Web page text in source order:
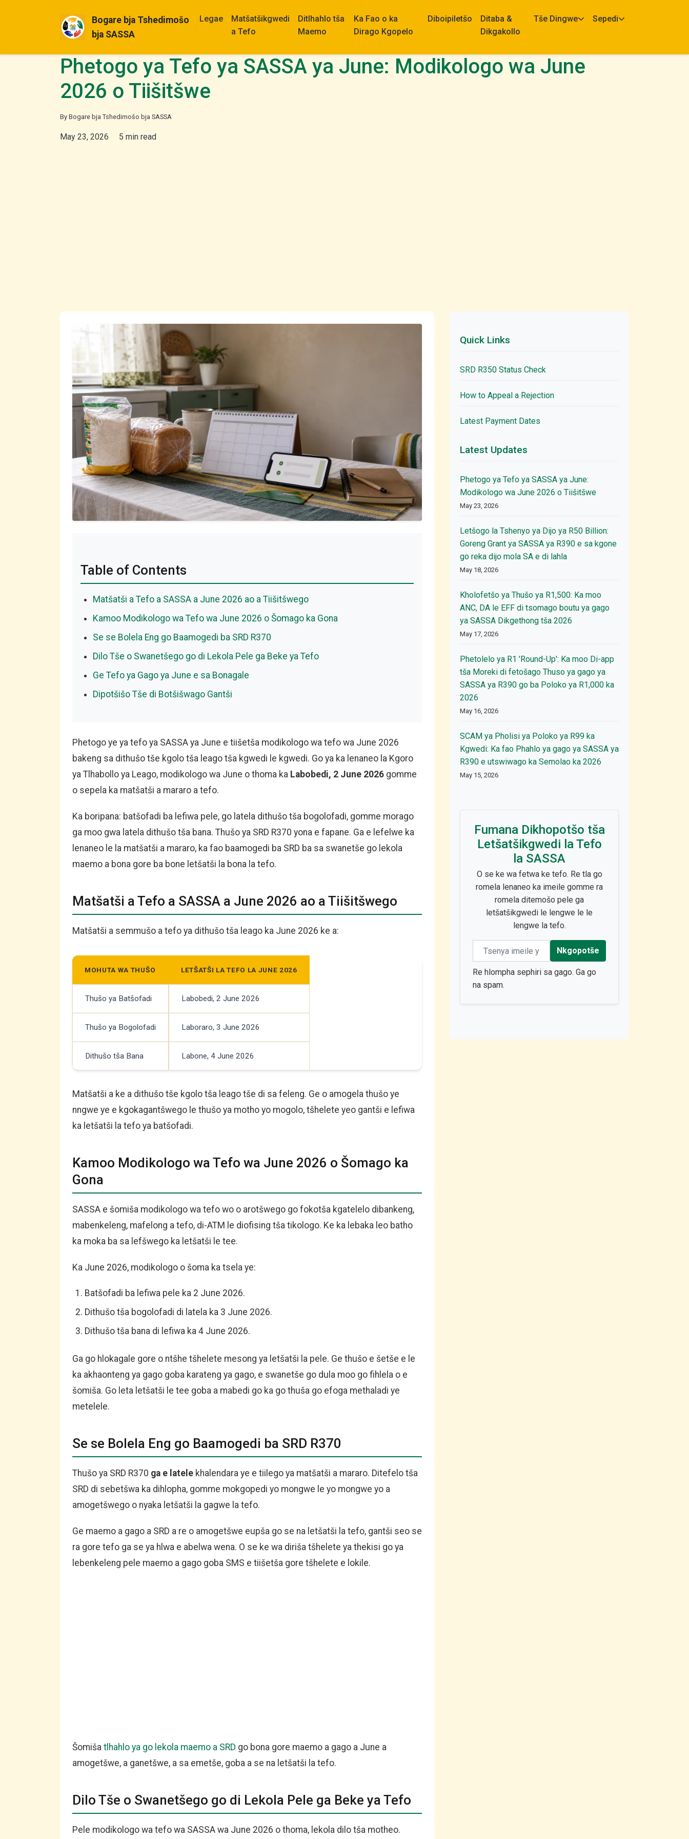
Bogare bja Tshedimošo
bja SASSA
Legae
Matšatšikgwedi
a Tefo
Ditlhahlo tša
Maemo
Ka Fao o ka
Dirago Kgopelo
Diboipiletšo
Ditaba &
Dikgakollo
Tše Dingwe Sepedi
Phetogo ya Tefo ya SASSA ya June: Modikologo wa June
2026 o Tiišitšwe
By Bogare bja Tshedimošo bja SASSA
May 23, 2026 5 min read
Table of Contents
Matšatši a Tefo a SASSA a June 2026 ao a Tiišitšwego
Kamoo Modikologo wa Tefo wa June 2026 o Šomago ka Gona
Se se Bolela Eng go Baamogedi ba SRD R370
Dilo Tše o Swanetšego go di Lekola Pele ga Beke ya Tefo
Ge Tefo ya Gago ya June e sa Bonagale
Dipotšišo Tše di Botšišwago Gantši
Phetogo ye ya tefo ya SASSA ya June e tiišetša modikologo wa tefo wa June 2026
bakeng sa dithušo tše kgolo tša leago tša kgwedi le kgwedi. Go ya ka lenaneo la Kgoro
ya Tlhabollo ya Leago, modikologo wa June o thoma ka Labobedi, 2 June 2026 gomme
o sepela ka matšatši a mararo a tefo.
Ka boripana: batšofadi ba lefiwa pele, go latela dithušo tša bogolofadi, gomme morago
ga moo gwa latela dithušo tša bana. Thušo ya SRD R370 yona e fapane. Ga e lefelwe ka
lenaneo le la matšatši a mararo, ka fao baamogedi ba SRD ba sa swanetše go lekola
maemo a bona gore ba bone letšatši la bona la tefo.
Matšatši a Tefo a SASSA a June 2026 ao a Tiišitšwego
Matšatši a semmušo a tefo ya dithušo tša leago ka June 2026 ke a:
MOHUTA WA THUŠO LETŠATŠI LA TEFO LA JUNE 2026
Thušo ya Batšofadi Labobedi, 2 June 2026
Thušo ya Bogolofadi Laboraro, 3 June 2026
Dithušo tša Bana Labone, 4 June 2026
Matšatši a ke a dithušo tše kgolo tša leago tše di sa feleng. Ge o amogela thušo ye
nngwe ye e kgokagantšwego le thušo ya motho yo mogolo, tšhelete yeo gantši e lefiwa
ka letšatši la tefo ya batšofadi.
Kamoo Modikologo wa Tefo wa June 2026 o Šomago ka
Gona
SASSA e šomiša modikologo wa tefo wo o arotšwego go fokotša kgatelelo dibankeng,
mabenkeleng, mafelong a tefo, di-ATM le diofising tša tikologo. Ke ka lebaka leo batho
ka moka ba sa lefšwego ka letšatši le tee.
Ka June 2026, modikologo o šoma ka tsela ye:
Batšofadi ba lefiwa pele ka 2 June 2026.
Dithušo tša bogolofadi di latela ka 3 June 2026.
Dithušo tša bana di lefiwa ka 4 June 2026.
Ga go hlokagale gore o ntšhe tšhelete mesong ya letšatši la pele. Ge thušo e šetše e le
ka akhaonteng ya gago goba karateng ya gago, e swanetše go dula moo go fihlela o e
šomiša. Go leta letšatši le tee goba a mabedi go ka go thuša go efoga methaladi ye
metelele.
Se se Bolela Eng go Baamogedi ba SRD R370
Thušo ya SRD R370 ga e latele khalendara ye e tiilego ya matšatši a mararo. Ditefelo tša
SRD di sebetšwa ka dihlopha, gomme mokgopedi yo mongwe le yo mongwe yo a
amogetšwego o nyaka letšatši la gagwe la tefo.
Ge maemo a gago a SRD a re o amogetšwe eupša go se na letšatši la tefo, gantši seo se
ra gore tefo ga se ya hlwa e abelwa wena. O se ke wa diriša tšhelete ya thekisi go ya
lebenkeleng pele maemo a gago goba SMS e tiišetša gore tšhelete e lokile.
Šomiša tlhahlo ya go lekola maemo a SRD go bona gore maemo a gago a June a
amogetšwe, a ganetšwe, a sa emetše, goba a se na letšatši la tefo.
Dilo Tše o Swanetšego go di Lekola Pele ga Beke ya Tefo
Pele modikologo wa tefo wa SASSA wa June 2026 o thoma, lekola dilo tša motheo.
Quick Links
SRD R350 Status Check
How to Appeal a Rejection
Latest Payment Dates
Latest Updates
Phetogo ya Tefo ya SASSA ya June:
Modikologo wa June 2026 o Tiišitšwe
May 23, 2026
Letšogo la Tshenyo ya Dijo ya R50 Billion:
Goreng Grant ya SASSA ya R390 e sa kgone
go reka dijo mola SA e di lahla
May 18, 2026
Kholofetšo ya Thušo ya R1,500: Ka moo
ANC, DA le EFF di tsomago boutu ya gago
ya SASSA Dikgethong tša 2026
May 17, 2026
Phetolelo ya R1 'Round-Up': Ka moo Di-app
tša Moreki di fetošago Thuso ya gago ya
SASSA ya R390 go ba Poloko ya R1,000 ka
2026
May 16, 2026
SCAM ya Pholisi ya Poloko ya R99 ka
Kgwedi: Ka fao Phahlo ya gago ya SASSA ya
R390 e utswiwago ka Semolao ka 2026
May 15, 2026
Fumana Dikhopotšo tša
Letšatšikgwedi la Tefo
la SASSA
O se ke wa fetwa ke tefo. Re tla go
romela lenaneo ka imeile gomme ra
romela ditemošo pele ga
letšatšikgwedi le lengwe le le
lengwe la tefo.
Email address Nkgopotše
Re hlompha sephiri sa gago. Ga go
na spam.